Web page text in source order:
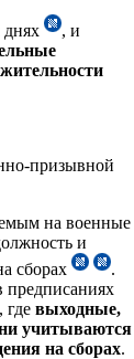
днях
, и
призывной
на военные
и
сборах
.
предписаниях
где выходные,
учитываются
на сборах.